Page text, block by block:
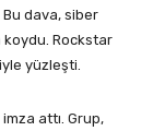
dava, siber
koydu. Rockstar
yüzleşti.
attı. Grup,